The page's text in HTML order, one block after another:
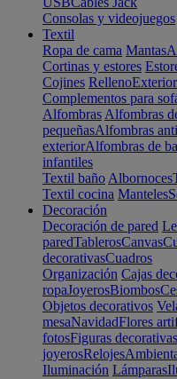
Consolas y videojuegos
Textil
Ropa de cama Mantas
Cortinas y estores
Cojines RellenoExterior
Complementos para
Alfombras Alfombras
pequeñasAlfombras
exteriorAlfombras de
infantiles
Textil baño Albornoces
Textil cocina Manteles
Decoración
Decoración de pared
paredTablerosCanvas
decorativasCuadros
Organización Cajas
ropaJoyerosBiombos
Objetos decorativos
mesaNavidadFlores
fotosFiguras decorativas
joyerosRelojes
Iluminación Lámparas